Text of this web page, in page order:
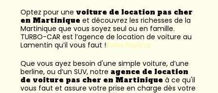
Optez pour une voiture de location pas cher
en Martinique et découvrez les richesses de la
Martinique que vous soyez seul ou en famille.
TURBO-CAR est l’agence de location de voiture au
Lamentin qu’il vous faut !Rolex Replica
Que vous ayez besoin d'une simple voiture, d’une
berline, ou d’un SUV, notre agence de location
de voiture pas cher en Martinique à ce qu'il
vous faut et assure votre prise en charge dès votre